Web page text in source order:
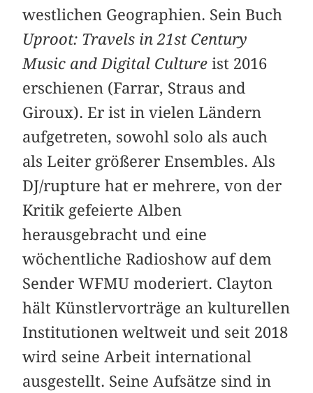
westlichen Geographien. Sein Buch
Uproot: Travels in 21st Century
Music and Digital Culture ist 2016
erschienen (Farrar, Straus and
Giroux). Er ist in vielen Ländern
aufgetreten, sowohl solo als auch
als Leiter größerer Ensembles. Als
DJ/rupture hat er mehrere, von der
Kritik gefeierte Alben
herausgebracht und eine
wöchentliche Radioshow auf dem
Sender WFMU moderiert. Clayton
hält Künstlervorträge an kulturellen
Institutionen weltweit und seit 2018
wird seine Arbeit international
ausgestellt. Seine Aufsätze sind in